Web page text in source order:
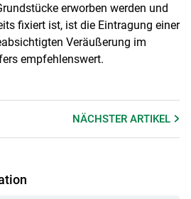
erworben werden und
fixiert ist, ist die Eintragung einer
Veräußerung im
empfehlenswert.
NÄCHSTERARTIKEL